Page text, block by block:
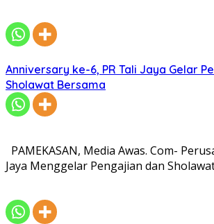
Anniversary ke-6, PR Tali Jaya Gelar
Sholawat Bersama
PAMEKASAN, Media Awas. Com-
Jaya Menggelar Pengajian dan